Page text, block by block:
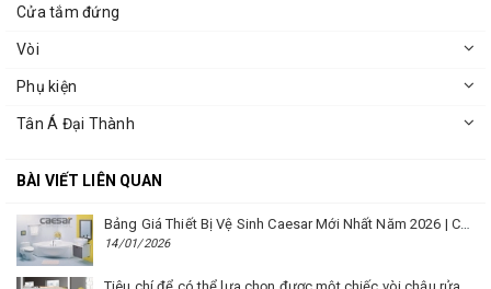
Cửa tắm đứng
Vòi
Phụ kiện
Tân Á Đại Thành
BÀI VIẾT LIÊN QUAN
Bảng Giá Thiết Bị Vệ Sinh Caesar Mới Nhất Năm 2026 | Cập Nhật Liên Tục Tại BM8.VN
14/01/2026